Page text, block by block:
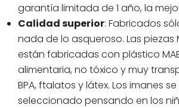
garantía limitada de 1 año, la
Calidad superior: Fabricados
nada de lo asqueroso. Las piezas
están fabricadas con plástico
alimentaria, no tóxico y muy
BPA, ftalatos y látex. Los imanes
seleccionado pensando en los